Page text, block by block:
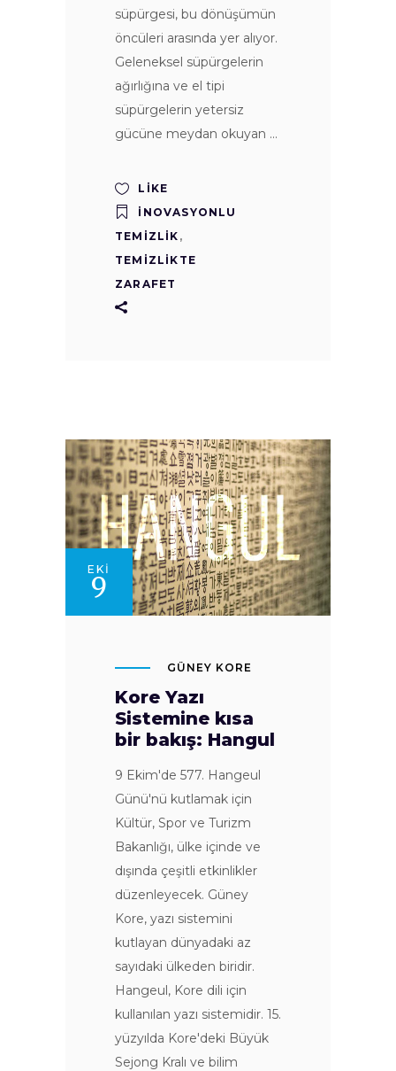
süpürgesi, bu dönüşümün
öncüleri arasında yer alıyor.
Geleneksel süpürgelerin
ağırlığına ve el tipi
süpürgelerin yetersiz
gücüne meydan okuyan
LIKE
İNOVASYONLU
TEMIZLIK ,
TEMIZLIKTE
ZARAFET
EKI
9
GÜNEY KORE
Kore Yazı
Sistemine kısa
bir bakış: Hangul
9 Ekim'de 577. Hangeul
Günü'nü kutlamak için
Kültür, Spor ve Turizm
Bakanlığı, ülke içinde ve
dışında çeşitli etkinlikler
düzenleyecek. Güney
Kore, yazı sistemini
kutlayan dünyadaki az
sayıdaki ülkeden biridir.
Hangeul, Kore dili için
kullanılan yazı sistemidir. 15.
yüzyılda Kore'deki Büyük
Sejong Kralı ve bilim